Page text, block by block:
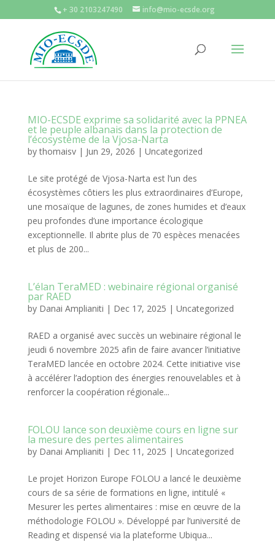
+ 30 2103247490 info@mio-ecsde.org
MIO-ECSDE exprime sa solidarité avec la PPNEA
et le peuple albanais dans la protection de
l’écosystème de la Vjosa-Narta
bythomaisv| Jun 29, 2026 | Uncategorized
Le site protégé de Vjosa-Narta est l’un des
écosystèmes côtiers les plus extraordinaires d’Europe,
une mosaïque de lagunes, de zones humides et d’eaux
peu profondes d’une importance écologique
exceptionnelle. Il abrite plus de 70 espèces menacées
et plus de 200...
L’élan TeraMED : webinaire régional organisé
par RAED
by Danai Amplianiti | Dec 17, 2025 | Uncategorized
RAED a organisé avec succès un webinaire régional le
jeudi 6 novembre 2025 afin de faire avancer l’initiative
TeraMED lancée en octobre 2024. Cette initiative vise
à accélérer l’adoption des énergies renouvelables et à
renforcer la coopération régionale...
FOLOU lance son deuxième cours en ligne sur
la mesure des pertes alimentaires
by Danai Amplianiti | Dec 11, 2025 | Uncategorized
Le projet Horizon Europe FOLOU a lancé le deuxième
cours de sa série de formations en ligne, intitulé «
Mesurer les pertes alimentaires : mise en œuvre de la
méthodologie FOLOU ». Développé par l’université de
Reading et dispensé via la plateforme Ubiqua...